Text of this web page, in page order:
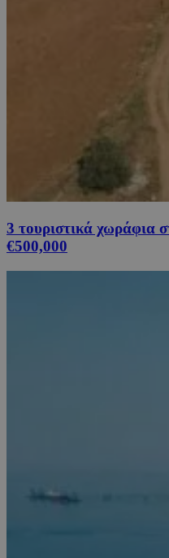
3 τουριστικά χωράφια
€500,000